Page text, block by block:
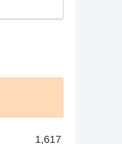
1,617